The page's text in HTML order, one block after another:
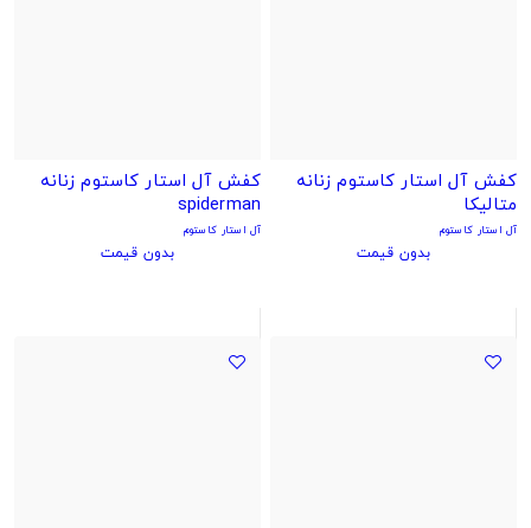
کفش آل استار کاستوم زنانه
متالیکا
آل استار کاستوم
بدون قیمت
کفش آل استار کاستوم زنانه
spiderman
آل استار کاستوم
بدون قیمت